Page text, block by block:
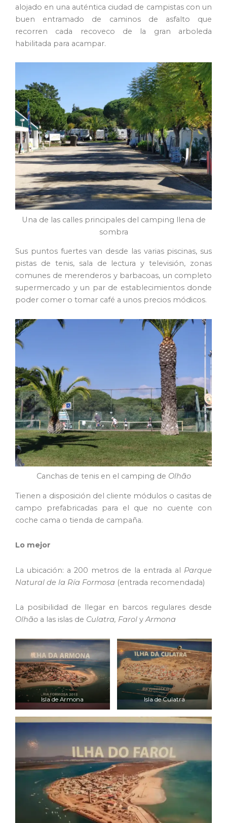
alojado en una auténtica ciudad de campistas con un
buen entramado de caminos de asfalto que
recorren cada recoveco de la gran arboleda
habilitada para acampar.
Una de las calles principales del camping llena de
sombra
Sus puntos fuertes van desde las varias piscinas, sus
pistas de tenis, sala de lectura y televisión, zonas
comunes de merenderos y barbacoas, un completo
supermercado y un par de establecimientos donde
poder comer o tomar café a unos precios módicos.
Canchas de tenis en el camping de Olhão
Tienen a disposición del cliente módulos o casitas de
campo prefabricadas para el que no cuente con
coche cama o tienda de campaña.
Lo mejor
La ubicación: a 200 metros de la entrada al Parque
Natural de la Ría Formosa (entrada recomendada)
La posibilidad de llegar en barcos regulares desde
Olhão a las islas de Culatra, Farol yArmona
Isla de Armona Isla de Culatra